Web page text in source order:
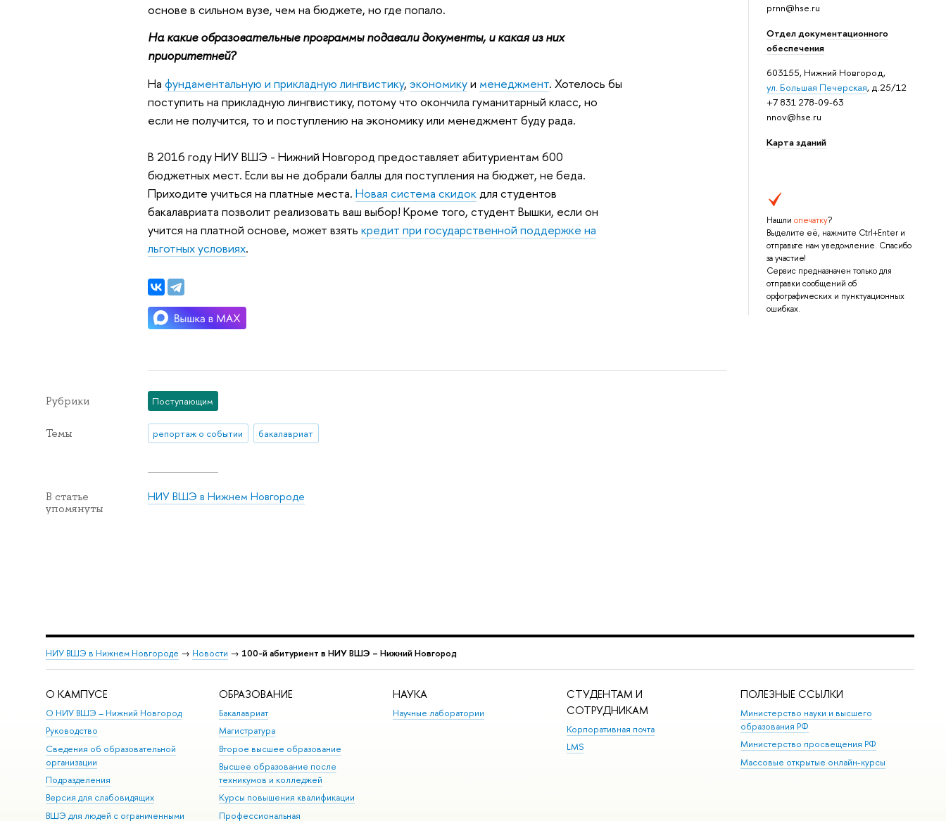
prnn@hse.ru
Отдел документационного
обеспечения
603155, Нижний Новгород,
ул. Большая Печерская, д.25/12
+7 831 278-09-63
nnov@hse.ru
Карта зданий
Нашли опечатку?
Выделите её, нажмите Ctrl+Enter и
отправьте нам уведомление. Спасибо
за участие!
Сервис предназначен только для
отправки сообщений об
орфографических и пунктуационных
ошибках.
основе в сильном вузе, чем на бюджете, но где попало.
На какие образовательные программы подавали документы, и какая из них
приоритетней?
На фундаментальную и прикладную лингвистику, экономикуи менеджмент. Хотелось бы
поступить на прикладную лингвистику, потому что окончила гуманитарный класс, но
если не получится, то и поступлению на экономику или менеджмент буду рада.
В 2016 году НИУ ВШЭ - Нижний Новгород предоставляет абитуриентам 600
бюджетных мест. Если вы не добрали баллы для поступления на бюджет, не беда.
Приходите учиться на платные места. Новая система скидокдля студентов
бакалавриата позволит реализовать ваш выбор! Кроме того, студент Вышки, если он
учится на платной основе, может взять кредит при государственной поддержке на
льготных условиях.
Рубрики Поступающим
Темы репортаж о событии бакалавриат
В статье
упомянуты
НИУ ВШЭ в Нижнем Новгороде
НИУ ВШЭ в Нижнем Новгороде → Новости → 100-й абитуриент в НИУ ВШЭ – Нижний Новгород
О КАМПУСЕ
О НИУ ВШЭ – Нижний Новгород
Руководство
Сведения об образовательной
организации
Подразделения
Версия для слабовидящих
ВШЭ для людей с ограниченными
ОБРАЗОВАНИЕ
Бакалавриат
Магистратура
Второе высшее образование
Высшее образование после
техникумов и колледжей
Курсы повышения квалификации
Профессиональная
НАУКА
Научные лаборатории
СТУДЕНТАМ И
СОТРУДНИКАМ
Корпоративная почта
LMS
ПОЛЕЗНЫЕ ССЫЛКИ
Министерство науки и высшего
образования РФ
Министерство просвещения РФ
Массовые открытые онлайн-курсы